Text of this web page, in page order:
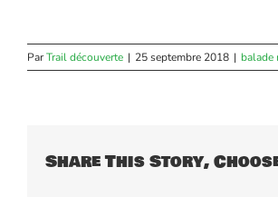
ParTrail découverte | 25 septembre 2018 | balade
Share This Story,